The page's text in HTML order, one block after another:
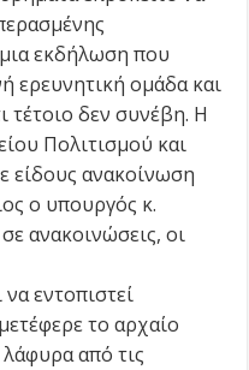
εκδήλωση που
ερευνητική ομάδα και
τέτοιο δεν συνέβη. Η
Πολιτισμού και
είδους ανακοίνωση
ο υπουργός κ.
ανακοινώσεις, οι
εντοπιστεί
το αρχαίο
από τις